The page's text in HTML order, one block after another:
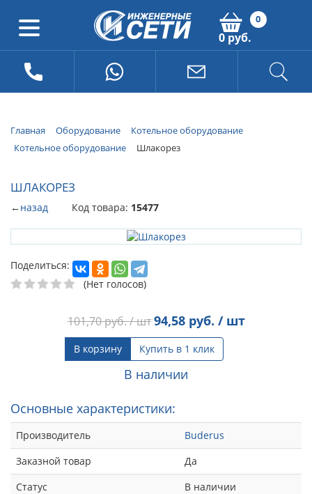
0
0 руб.
Главная Оборудование
Котельное оборудование
Котельное оборудование
Шлакорез
ШЛАКОРЕЗ
←назад Код товара: 15477
Поделиться:
(Нет голосов)
101,70руб. / шт 94,58руб. / шт
В корзину Купить в 1 клик
В наличии
Основные характеристики:
Производитель
Buderus
Заказной товар
Да
Статус
В наличии